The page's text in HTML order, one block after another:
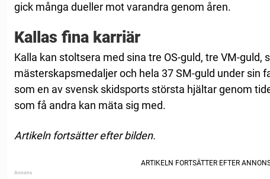
gick många dueller mot varandra genom åren.
Kallas fina karriär
Kalla kan stoltsera med sina tre OS-guld, tre VM-guld,
mästerskapsmedaljer och hela 37 SM-guld under sin
som en av svensk skidsports största hjältar genom
som få andra kan mäta sig med.
Artikeln fortsätter efter bilden.